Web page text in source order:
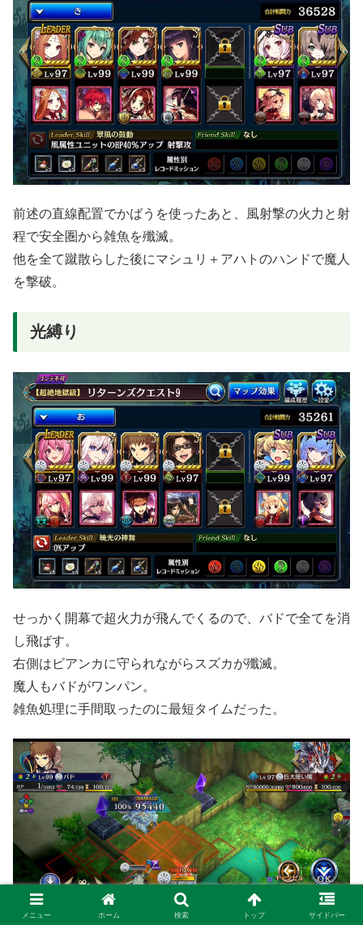
前述の直線配置でかばうを使ったあと、風射撃の火力と射
程で安全圏から雑魚を殲滅。
他を全て蹴散らした後にマシュリ＋アハトのハンドで魔人
を撃破。
光縛り
せっかく開幕で超火力が飛んでくるので、バドで全てを消
し飛ばす。
右側はビアンカに守られながらスズカが殲滅。
魔人もバドがワンパン。
雑魚処理に手間取ったのに最短タイムだった。
メニュー ホーム 検索 トップ サイドバー